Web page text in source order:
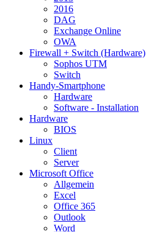
2016
DAG
Exchange Online
OWA
Firewall + Switch (Hardware)
Sophos UTM
Switch
Handy-Smartphone
Hardware
Software - Installation
Hardware
BIOS
Linux
Client
Server
Microsoft Office
Allgemein
Excel
Office 365
Outlook
Word